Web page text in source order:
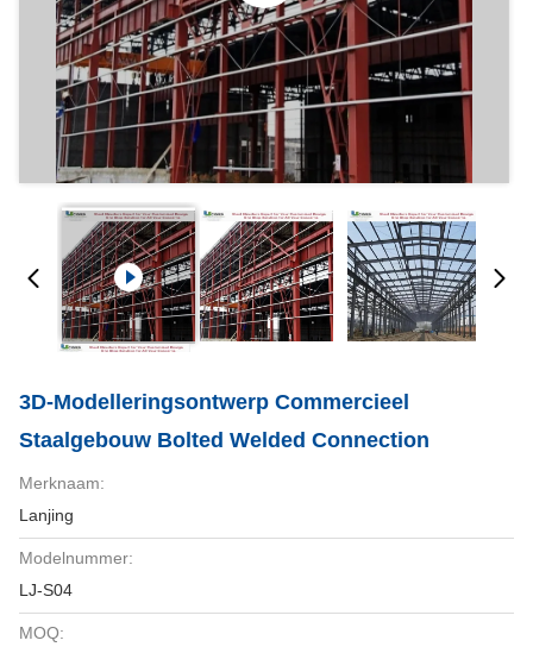
3D-Modelleringsontwerp Commercieel
Staalgebouw Bolted Welded Connection
Merknaam:
Lanjing
Modelnummer:
LJ-S04
MOQ: